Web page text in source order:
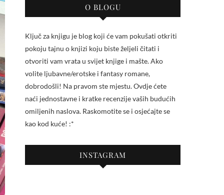
O BLOGU
Ključ za knjigu je blog koji će vam pokušati otkriti
pokoju tajnu o knjizi koju biste željeli čitati i
otvoriti vam vrata u svijet knjige i mašte. Ako
volite ljubavne/erotske i fantasy romane,
dobrodošli! Na pravom ste mjestu. Ovdje ćete
naći jednostavne i kratke recenzije vaših budućih
omiljenih naslova. Raskomotite se i osjećajte se
kao kod kuće! :*
INSTAGRAM